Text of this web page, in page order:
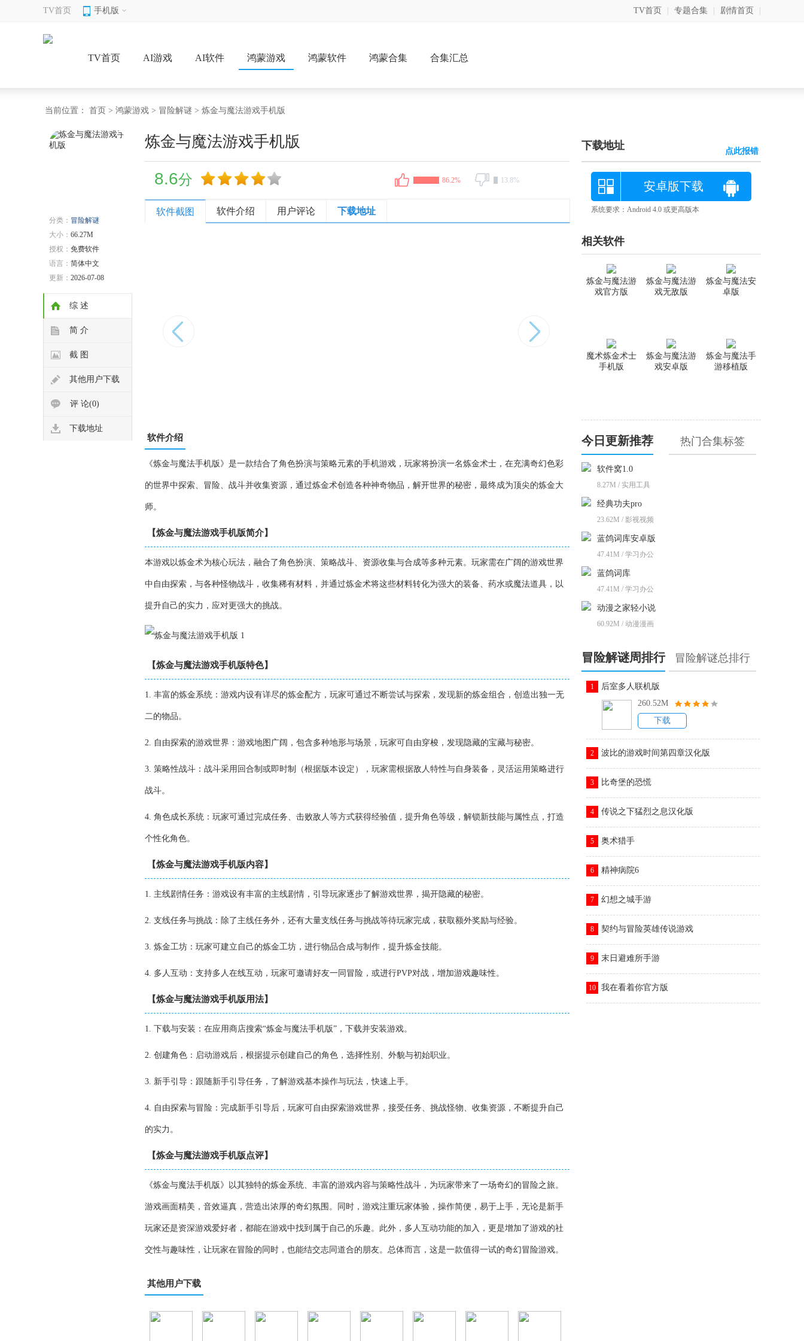
TV首页 手机版 TV首页 专题合集 剧情首页
TV首页 AI游戏 AI软件 鸿蒙游戏 鸿蒙软件 鸿蒙合集 合集汇总
当前位置： 首页 > 鸿蒙游戏 > 冒险解谜 > 炼金与魔法游戏手机版
分类： 冒险解谜
大小： 66.27M
授权： 免费软件
语言： 简体中文
更新： 2026-07-08
综 述
简 介
截 图
其他用户下载
评 论(0)
下载地址
炼金与魔法游戏手机版
8.6分 86.2% 13.8%
软件截图 软件介绍 用户评论 下载地址
软件介绍
《炼金与魔法手机版》是一款结合了角色扮演与策略元素的手机游戏，玩家将扮演一名炼金术士，在充满奇幻色彩
的世界中探索、冒险、战斗并收集资源，通过炼金术创造各种神奇物品，解开世界的秘密，最终成为顶尖的炼金大
师。
【炼金与魔法游戏手机版简介】
本游戏以炼金术为核心玩法，融合了角色扮演、策略战斗、资源收集与合成等多种元素。玩家需在广阔的游戏世界
中自由探索，与各种怪物战斗，收集稀有材料，并通过炼金术将这些材料转化为强大的装备、药水或魔法道具，以
提升自己的实力，应对更强大的挑战。
【炼金与魔法游戏手机版特色】
1. 丰富的炼金系统：游戏内设有详尽的炼金配方，玩家可通过不断尝试与探索，发现新的炼金组合，创造出独一无
二的物品。
2. 自由探索的游戏世界：游戏地图广阔，包含多种地形与场景，玩家可自由穿梭，发现隐藏的宝藏与秘密。
3. 策略性战斗：战斗采用回合制或即时制（根据版本设定），玩家需根据敌人特性与自身装备，灵活运用策略进行
战斗。
4. 角色成长系统：玩家可通过完成任务、击败敌人等方式获得经验值，提升角色等级，解锁新技能与属性点，打造
个性化角色。
【炼金与魔法游戏手机版内容】
1. 主线剧情任务：游戏设有丰富的主线剧情，引导玩家逐步了解游戏世界，揭开隐藏的秘密。
2. 支线任务与挑战：除了主线任务外，还有大量支线任务与挑战等待玩家完成，获取额外奖励与经验。
3. 炼金工坊：玩家可建立自己的炼金工坊，进行物品合成与制作，提升炼金技能。
4. 多人互动：支持多人在线互动，玩家可邀请好友一同冒险，或进行PVP对战，增加游戏趣味性。
【炼金与魔法游戏手机版用法】
1. 下载与安装：在应用商店搜索“炼金与魔法手机版”，下载并安装游戏。
2. 创建角色：启动游戏后，根据提示创建自己的角色，选择性别、外貌与初始职业。
3. 新手引导：跟随新手引导任务，了解游戏基本操作与玩法，快速上手。
4. 自由探索与冒险：完成新手引导后，玩家可自由探索游戏世界，接受任务、挑战怪物、收集资源，不断提升自己
的实力。
【炼金与魔法游戏手机版点评】
《炼金与魔法手机版》以其独特的炼金系统、丰富的游戏内容与策略性战斗，为玩家带来了一场奇幻的冒险之旅。
游戏画面精美，音效逼真，营造出浓厚的奇幻氛围。同时，游戏注重玩家体验，操作简便，易于上手，无论是新手
玩家还是资深游戏爱好者，都能在游戏中找到属于自己的乐趣。此外，多人互动功能的加入，更是增加了游戏的社
交性与趣味性，让玩家在冒险的同时，也能结交志同道合的朋友。总体而言，这是一款值得一试的奇幻冒险游戏。
其他用户下载
下载地址 点此报错
安卓版下载
系统要求：Android 4.0 或更高版本
相关软件
炼金与魔法安
卓版
炼金与魔法游
戏无敌版
炼金与魔法游
戏官方版
炼金与魔法手
游移植版
炼金与魔法游
戏安卓版
魔术炼金术士
手机版
今日更新推荐 热门合集标签
软件窝1.0
8.27M / 实用工具
经典功夫pro
23.62M / 影视视频
蓝鸽词库安卓版
47.41M / 学习办公
蓝鸽词库
47.41M / 学习办公
动漫之家轻小说
60.92M / 动漫漫画
冒险解谜周排行 冒险解谜总排行
1
后室多人联机版
260.52M
下载
2 波比的游戏时间第四章汉化版
3 比奇堡的恐慌
4 传说之下猛烈之息汉化版
5 奥术猎手
6 精神病院6
7 幻想之城手游
8 契约与冒险英雄传说游戏
9 末日避难所手游
10 我在看着你官方版